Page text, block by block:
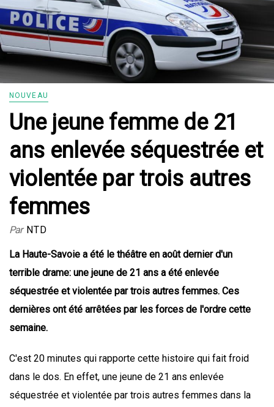
NOUVEAU
Une jeune femme de 21
ans enlevée séquestrée et
violentée par trois autres
femmes
Par NTD
La Haute-Savoie a été le théâtre en août dernier d'un
terrible drame: une jeune de 21 ans a été enlevée
séquestrée et violentée par trois autres femmes. Ces
dernières ont été arrêtées par les forces de l'ordre cette
semaine.
C'est 20 minutes qui rapporte cette histoire qui fait froid
dans le dos. En effet, une jeune de 21 ans enlevée
séquestrée et violentée par trois autres femmes dans la